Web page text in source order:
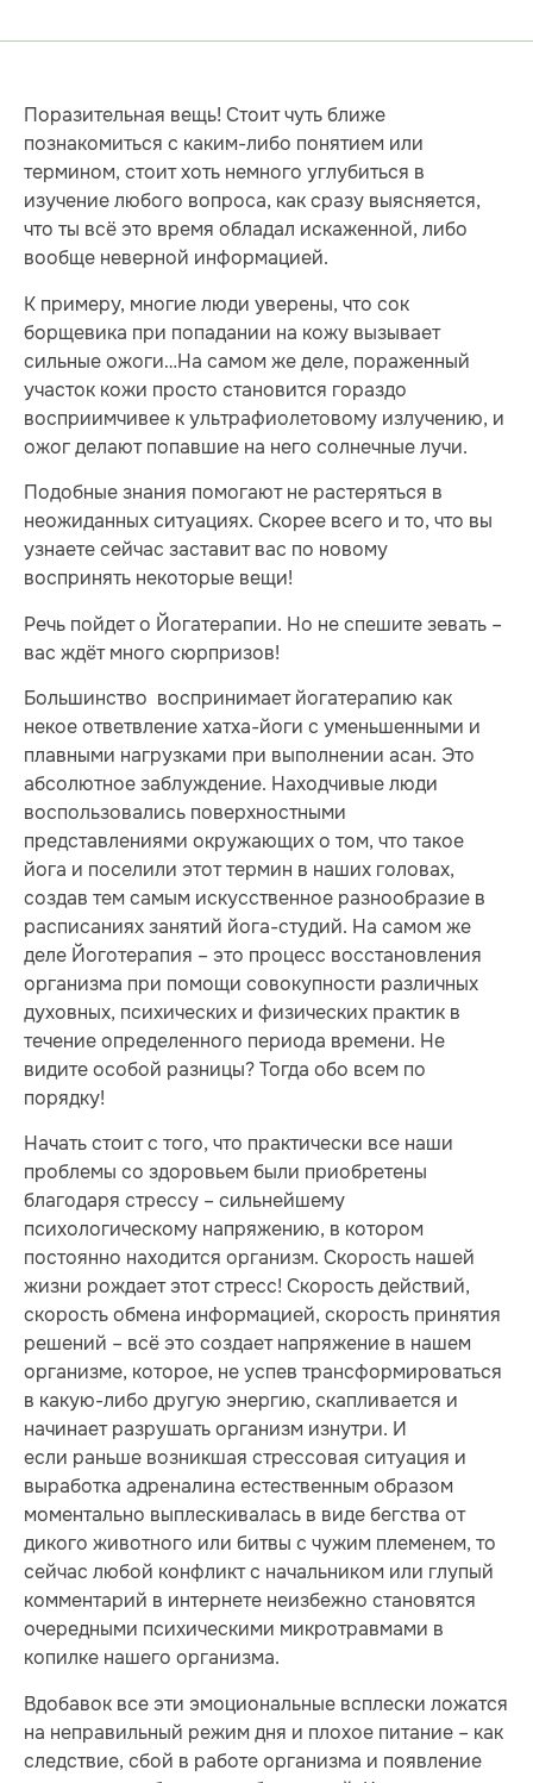
Поразительная вещь! Стоит чуть ближе
познакомиться с каким-либо понятием или
термином, стоит хоть немного углубиться в
изучение любого вопроса, как сразу выясняется,
что ты всё это время обладал искаженной, либо
вообще неверной информацией.
К примеру, многие люди уверены, что сок
борщевика при попадании на кожу вызывает
сильные ожоги…На самом же деле, пораженный
участок кожи просто становится гораздо
восприимчивее к ультрафиолетовому излучению, и
ожог делают попавшие на него солнечные лучи.
Подобные знания помогают не растеряться в
неожиданных ситуациях. Скорее всего и то, что вы
узнаете сейчас заставит вас по новому
воспринять некоторые вещи!
Речь пойдет о Йогатерапии. Но не спешите зевать –
вас ждёт много сюрпризов!
Большинство воспринимает йогатерапию как
некое ответвление хатха-йоги с уменьшенными и
плавными нагрузками при выполнении асан. Это
абсолютное заблуждение. Находчивые люди
воспользовались поверхностными
представлениями окружающих о том, что такое
йога и поселили этот термин в наших головах,
создав тем самым искусственное разнообразие в
расписаниях занятий йога-студий. На самом же
деле Йоготерапия – это процесс восстановления
организма при помощи совокупности различных
духовных, психических и физических практик в
течение определенного периода времени. Не
видите особой разницы? Тогда обо всем по
порядку!
Начать стоит с того, что практически все наши
проблемы со здоровьем были приобретены
благодаря стрессу – сильнейшему
психологическому напряжению, в котором
постоянно находится организм. Скорость нашей
жизни рождает этот стресс! Скорость действий,
скорость обмена информацией, скорость принятия
решений – всё это создает напряжение в нашем
организме, которое, не успев трансформироваться
в какую-либо другую энергию, скапливается и
начинает разрушать организм изнутри. И
если раньше возникшая стрессовая ситуация и
выработка адреналина естественным образом
моментально выплескивалась в виде бегства от
дикого животного или битвы с чужим племенем, то
сейчас любой конфликт с начальником или глупый
комментарий в интернете неизбежно становятся
очередными психическими микротравмами в
копилке нашего организма.
Вдобавок все эти эмоциональные всплески ложатся
на неправильный режим дня и плохое питание – как
следствие, сбой в работе организма и появление